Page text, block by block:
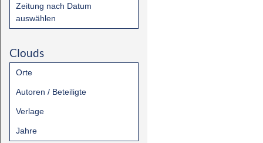
Zeitung nach Datum
auswählen
Clouds
Orte
Autoren / Beteiligte
Verlage
Jahre